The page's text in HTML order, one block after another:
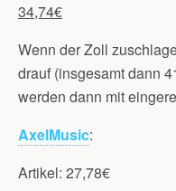
34,74€
Wenn der Zoll
drauf (insgesamt dann
werden dann mit
AxelMusic:
Artikel: 27,78€